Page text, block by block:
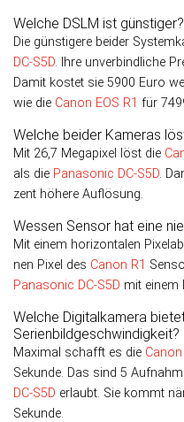
Welche DSLM ist günstiger?
Die günstigere beider
DC-S5D. Ihre unverbindliche
Damit kostet sie 5900 Euro
wie die Canon EOS R1 für
Welche beider Kameras
Mit 26,7 Megapixel löst die
als die Panasonic DC-S5D.
zent höhere Auflösung.
Wessen Sensor hat eine
Mit einem horizontalen
nen Pixel des Canon R1
Panasonic DC-S5D mit einem
Welche Digitalkamera
Serienbildgeschwindigkeit?
Maximal schafft es die Canon
Sekunde. Das sind 5
DC-S5D erlaubt. Sie kommt
Sekunde.